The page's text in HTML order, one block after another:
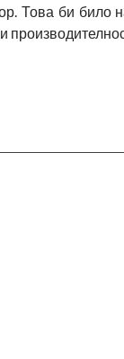
Това би било